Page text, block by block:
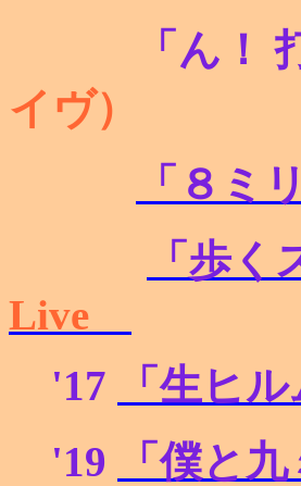
「ん！
イヴ）
「８ミ
「歩
Live
'17
「生ヒ
'19
「僕と九